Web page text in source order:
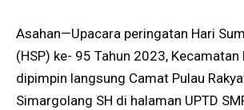
Asahan—Upacara peringatan Hari
(HSP) ke- 95 Tahun 2023, Kecamatan
dipimpin langsung Camat Pulau
Simargolang SH di halaman UPTD